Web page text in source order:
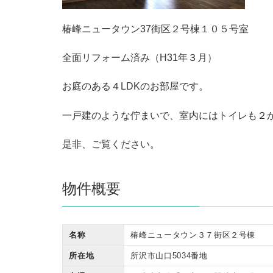
椿峰ニュータウン37街区２号棟１０５号室
全面リフォーム済み（H31年３月）
お庭のある４LDKのお部屋です。
一戸建のような佇まいで、室内にはトイレも２
是非、ご覧ください。
物件概要
名称 椿峰ニュータウン３７街区２号棟
所在地 所沢市山口5034番地